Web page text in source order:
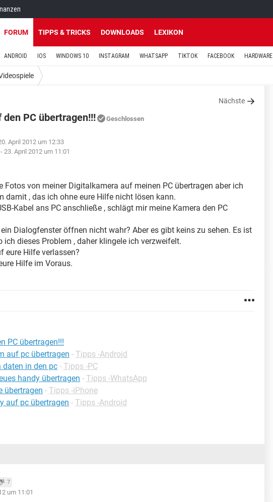
FORUM TIPPS & TRICKS DOWNLOADS LEXIKON
ANDROID IOS WINDOWS 10 INSTAGRAM WHATSAPP TIKTOK FACEBOOK HARDWARE
Nächste
den PC übertragen!!! Geschlossen
April 2012 um 12:33
- 23. April 2012 um 11:01
Fotos von meiner Digitalkamera auf meinen PC übertragen aber ich
damit , das ich ohne eure Hilfe nicht lösen kann.
Kabel ans PC anschließe , schlägt mir meine Kamera den PC
Dialogfenster öffnen nicht wahr? Aber es gibt keins zu sehen. Es ist
ich dieses Problem , daher klingele ich verzweifelt.
eure Hilfe verlassen?
Hilfe im Voraus.
PC übertragen!!!
auf pc übertragen - Tipps -Android
daten in den pc - Tipps -PC
handy übertragen - Tipps -WhatsApp
übertragen - Tipps -iPhone
auf pc übertragen - Tipps -Android
7
um 11:01